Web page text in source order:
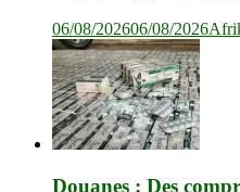
06/08/202606/08/2026
Douanes : Des